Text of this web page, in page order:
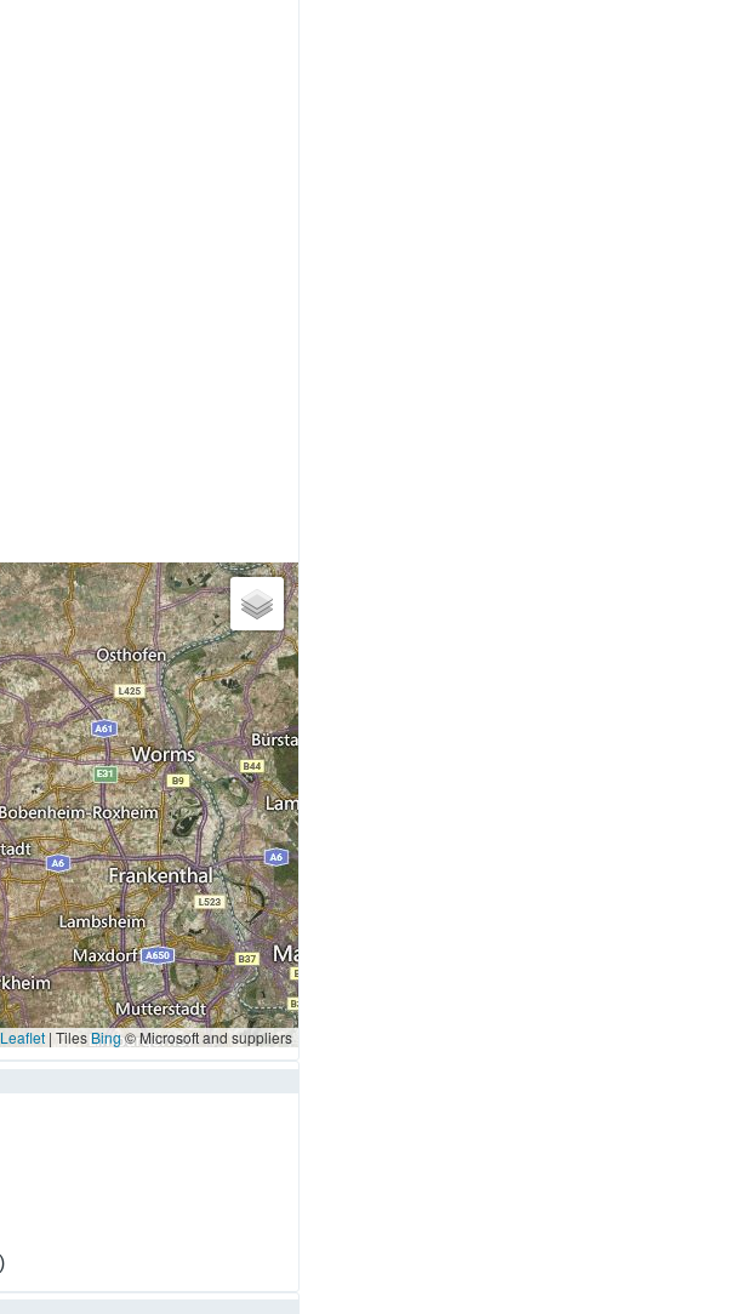
Leaflet | TilesBing© Microsoft and suppliers